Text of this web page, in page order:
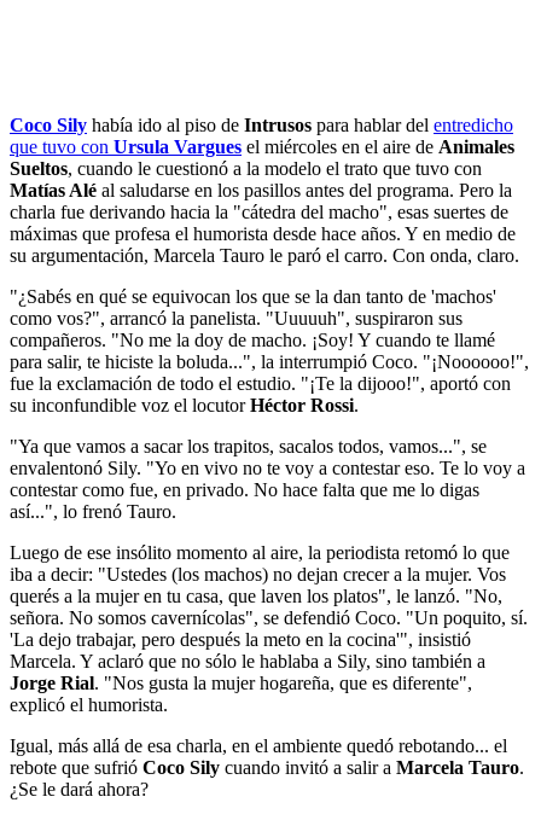
Coco Sily había ido al piso de Intrusos para hablar del entredicho
que tuvo con Ursula Vargues el miércoles en el aire de Animales
Sueltos, cuando le cuestionó a la modelo el trato que tuvo con
Matías Alé al saludarse en los pasillos antes del programa. Pero la
charla fue derivando hacia la "cátedra del macho", esas suertes de
máximas que profesa el humorista desde hace años. Y en medio de
su argumentación, Marcela Tauro le paró el carro. Con onda, claro.
"¿Sabés en qué se equivocan los que se la dan tanto de 'machos'
como vos?", arrancó la panelista. "Uuuuuh", suspiraron sus
compañeros. "No me la doy de macho. ¡Soy! Y cuando te llamé
para salir, te hiciste la boluda...", la interrumpió Coco. "¡Noooooo!",
fue la exclamación de todo el estudio. "¡Te la dijooo!", aportó con
su inconfundible voz el locutorHéctor Rossi.
"Ya que vamos a sacar los trapitos, sacalos todos, vamos...", se
envalentonó Sily. "Yo en vivo no te voy a contestar eso. Te lo voy a
contestar como fue, en privado. No hace falta que me lo digas
así...", lo frenó Tauro.
Luego de ese insólito momento al aire, la periodista retomó lo que
iba a decir: "Ustedes (los machos) no dejan crecer a la mujer. Vos
querés a la mujer en tu casa, que laven los platos", le lanzó. "No,
señora. No somos cavernícolas", se defendió Coco. "Un poquito, sí.
'La dejo trabajar, pero después la meto en la cocina'", insistió
Marcela. Y aclaró que no sólo le hablaba a Sily, sino también a
Jorge Rial. "Nos gusta la mujer hogareña, que es diferente",
explicó el humorista.
Igual, más allá de esa charla, en el ambiente quedó rebotando... el
rebote que sufrió Coco Sily cuando invitó a salir a Marcela Tauro.
¿Se le dará ahora?